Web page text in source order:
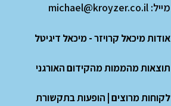
מייל: michael@kroyzer.co.il
אודות מיכאל קרויזר - מיכאל דיגיטל
תוצאות מהממות מהקידום האורגני
לקוחות מרוצים הופעות בתקשורת